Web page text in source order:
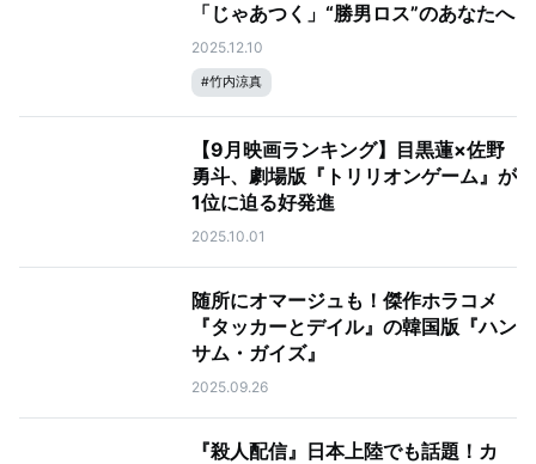
「じゃあつく」“勝男ロス”のあなたへ
2025.12.10
#竹内涼真
【9月映画ランキング】目黒蓮×佐野
勇斗、劇場版『トリリオンゲーム』が
1位に迫る好発進
2025.10.01
随所にオマージュも！傑作ホラコメ
『タッカーとデイル』の韓国版『ハン
サム・ガイズ』
2025.09.26
『殺人配信』日本上陸でも話題！カ